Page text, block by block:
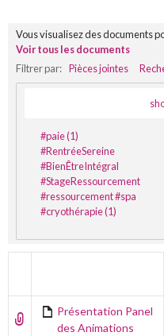
Vous visualisez des documents
Voir tous les documents
Filtrer par: Pièces jointes
#paie (1)
#RentréeSereine
#BienÊtreIntégral
#StageRessourcement
#ressourcement #spa
#cryothérapie (1)
Présentation Panel
des Animations